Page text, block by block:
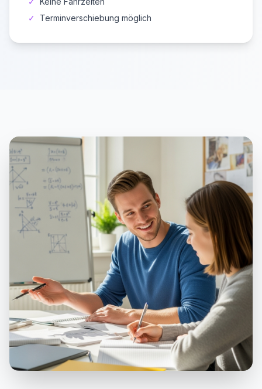
✓
Terminverschiebung möglich